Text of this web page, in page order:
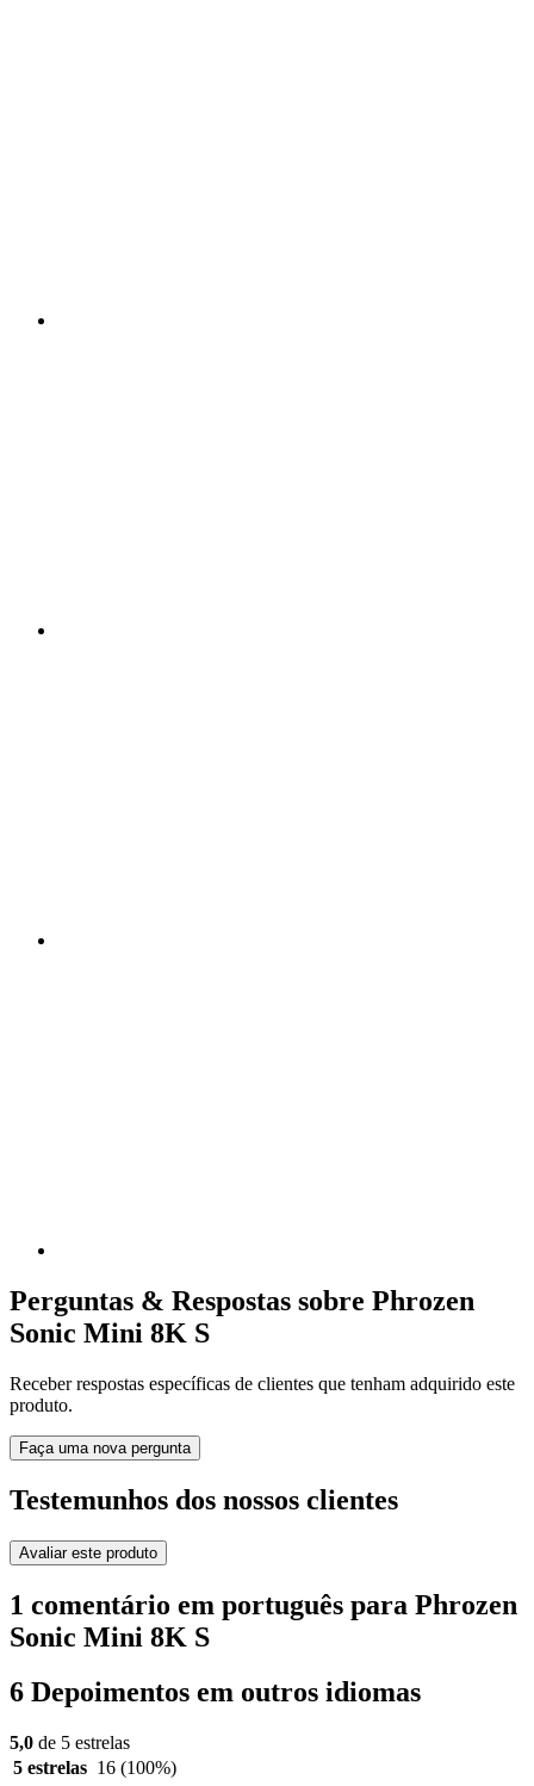
Perguntas & Respostas sobre Phrozen
Sonic Mini 8K S
Receber respostas específicas de clientes que tenham adquirido este
produto.
Faça uma nova pergunta
Testemunhos dos nossos clientes
Avaliar este produto
1 comentário em português para Phrozen
Sonic Mini 8K S
6 Depoimentos em outros idiomas
5,0 de 5 estrelas
5 estrelas 16 (100%)